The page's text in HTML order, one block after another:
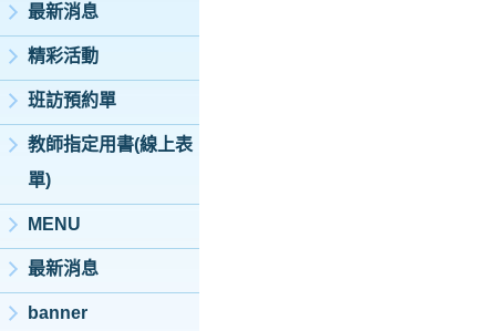
最新消息
精彩活動
班訪預約單
教師指定用書(線上表
單)
MENU
最新消息
banner